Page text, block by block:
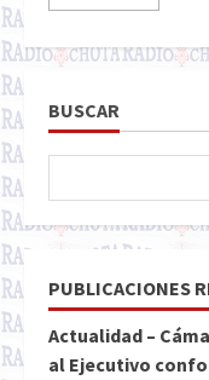
BUSCAR
PUBLICACIONES
Actualidad –
al Ejecutivo